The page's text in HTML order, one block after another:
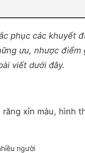
phục các khuyết
ưu, nhược điểm
viết dưới đây.
xỉn màu, hình
người